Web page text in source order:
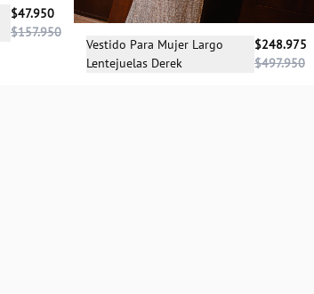
$47.950
$157.950
Selecciona una talla
Vestido Para Mujer Largo
Lentejuelas Derek
$248.975
$497.950